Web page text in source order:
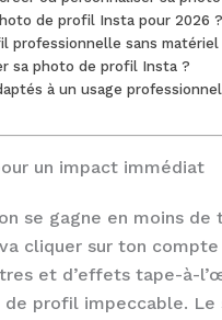
de profil Insta pour 2026 ?
professionnelle sans
sa photo de profil Insta ?
à un usage
un impact immédiat
se gagne en moins de
cliquer sur ton
et d’effets tape-à-
profil impeccable.